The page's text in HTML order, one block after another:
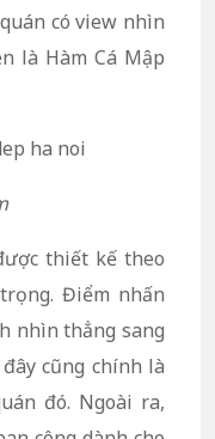
có view nhìn
là Hàm Cá Mập
thiết kế theo
Điểm nhấn
nhìn thẳng sang
cũng chính là
đó. Ngoài ra,